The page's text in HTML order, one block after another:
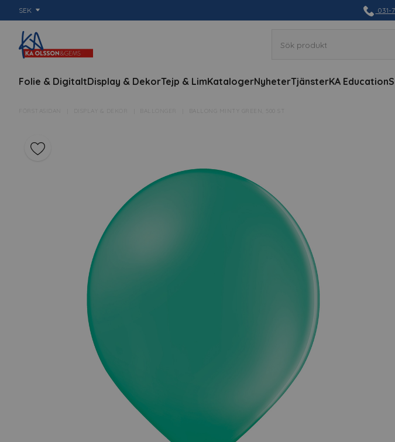
SEK 031-
Folie & DigitaltDisplay & DekorTejp & LimKatalogerNyheterTjänsterKA Education
FÖRSTASIDAN DISPLAY & DEKOR BALLONG MINTY GREEN, 500 ST